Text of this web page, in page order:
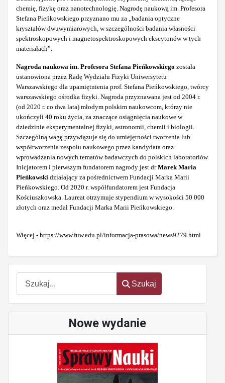
Szukaj
Szukaj
Nowe wydanie
chemię, fizykę oraz nanotechnologię. Nagrodę naukową im. Profesora
Stefana Pieńkowskiego przyznano mu za „badania optyczne
kryształów dwuwymiarowych, w szczególności badania własności
spektroskopowych i magnetospektroskopowych ekscytonów w tych
materiałach”.
Nagroda naukowa im. Profesora Stefana Pieńkowskiego została
ustanowiona przez Radę Wydziału Fizyki Uniwersytetu
Warszawskiego dla upamiętnienia prof. Stefana Pieńkowskiego, twórcy
warszawskiego ośrodka fizyki. Nagroda przyznawana jest od 2004 r.
(od 2020 r. co dwa lata) młodym polskim naukowcom, którzy nie
ukończyli 40 roku życia, za znaczące osiągnięcia naukowe w
dziedzinie eksperymentalnej fizyki, astronomii, chemii i biologii.
Szczególną wagę przywiązuje się do umiejętności tworzenia lub
współtworzenia zespołu naukowego przez kandydata oraz
wprowadzania nowych tematów badawczych do polskich laboratoriów.
Inicjatorem i pierwszym fundatorem nagrody jest drMarek Maria
Pieńkowski działający za pośrednictwem Fundacji Marka Marii
Pieńkowskiego. Od 2020 r. współfundatorem jest Fundacja
Kościuszkowska. Laureat otrzymuje stypendium w wysokości 50 000
złotych oraz medal Fundacji Marka Marii Pieńkowskiego.
Więcej - https://www.fuw.edu.pl/informacja-prasowa/news9279.html